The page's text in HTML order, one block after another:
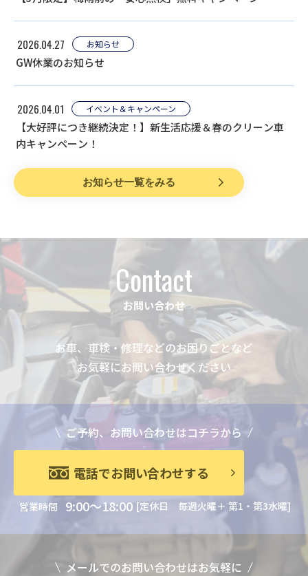
2026.04.27 お知らせ
GW休業のお知らせ
2026.04.01 イベント＆キャンペーン
【大好評につき継続決定！】新生活応援＆春のクリーン車
内キャンペーン！
お知らせ一覧をみる
Contact
お問い合わせ
お車、車検・修理などのお困りごとなど
お気軽にお問い合わせください
ご予約、お問い合わせはコチラから
電話でお問い合わせする
営業時間 9:00～18:00 [定休日 毎週火曜＋ 第1・第3水曜]
メールでのお問い合わせはお気軽に